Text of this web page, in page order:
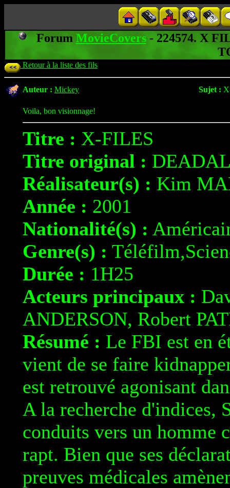
Forum MovieCovers- 224574. X
Retour à la liste des fils
Auteur : Mickey Sujet :
Voila, bon visionnage!
Titre : X-FILES
Titre original :
Réalisateur(s) : Kim
Année : 2001
Nationalité(s) :
Genre(s) :
Durée : 1H25
Acteurs principaux :
ANDERSON, Robert
Résumé : Le FBI est en
vient de se faire
est retrouvé agonisant
A la recherche d'indices,
conduits vers un homme
rapt. Bien que ses
preuves médicales